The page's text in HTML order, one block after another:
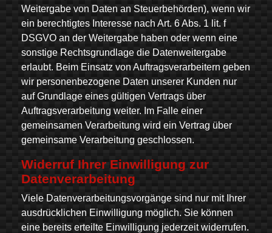
Weitergabe von Daten an Steuerbehörden), wenn wir
ein berechtigtes Interesse nach Art. 6 Abs. 1 lit. f
DSGVO an der Weitergabe haben oder wenn eine
sonstige Rechtsgrundlage die Datenweitergabe
erlaubt. Beim Einsatz von Auftragsverarbeitern geben
wir personenbezogene Daten unserer Kunden nur
auf Grundlage eines gültigen Vertrags über
Auftragsverarbeitung weiter. Im Falle einer
gemeinsamen Verarbeitung wird ein Vertrag über
gemeinsame Verarbeitung geschlossen.
Widerruf Ihrer Einwilligung zur
Datenverarbeitung
Viele Datenverarbeitungsvorgänge sind nur mit Ihrer
ausdrücklichen Einwilligung möglich. Sie können
eine bereits erteilte Einwilligung jederzeit widerrufen.